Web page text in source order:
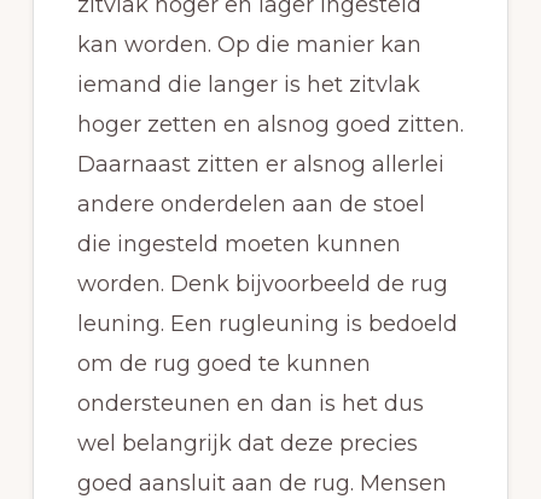
kan worden. Op die manier kan
iemand die langer is het zitvlak
hoger zetten en alsnog goed zitten.
Daarnaast zitten er alsnog allerlei
andere onderdelen aan de stoel
die ingesteld moeten kunnen
worden. Denk bijvoorbeeld de rug
leuning. Een rugleuning is bedoeld
om de rug goed te kunnen
ondersteunen en dan is het dus
wel belangrijk dat deze precies
goed aansluit aan de rug. Mensen